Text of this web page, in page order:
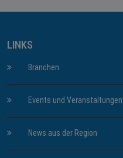
LINKS
Branchen
Events und Veranstaltungen
News aus der Region